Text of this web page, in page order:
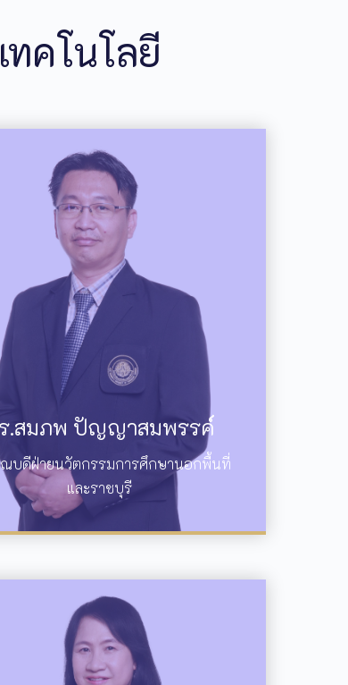
คโนโลยี
.สมภพ ปัญญาสมพรรค์
บดีฝ่ายนวัตกรรมการศึกษานอกพื้นที่
และราชบุรี